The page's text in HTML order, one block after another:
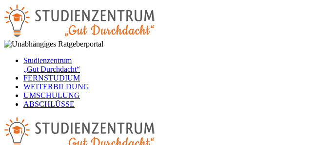
Studienzentrum
„Gut Durchdacht“
FERNSTUDIUM
WEITERBILDUNG
UMSCHULUNG
ABSCHLÜSSE